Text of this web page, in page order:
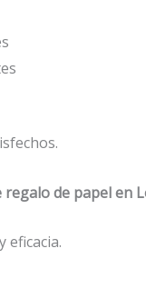
regalo de papel en
eficacia.